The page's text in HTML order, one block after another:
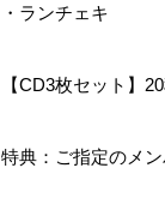
・ランチェキ
【CD3枚セット】 20
特典：ご指定のメ